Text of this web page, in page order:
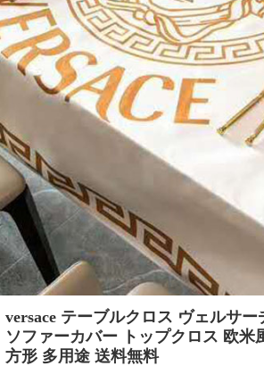
versace テーブルクロス ヴェルサ
ソファーカバー トップクロス 欧米
方形 多用途 送料無料